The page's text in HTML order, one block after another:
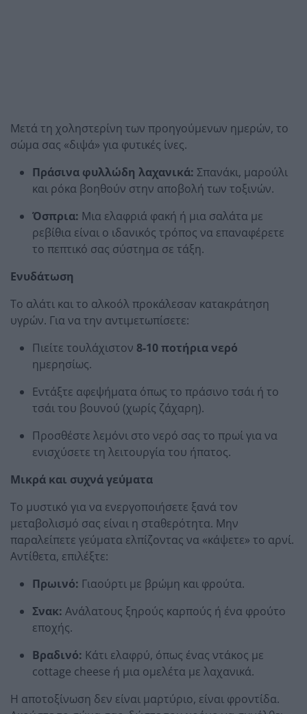
Μετά τη χοληστερίνη των προηγούμενων ημερών, το
σώμα σας «διψά» για φυτικές ίνες.
Πράσινα φυλλώδη λαχανικά: Σπανάκι, μαρούλι
και ρόκα βοηθούν στην αποβολή των τοξινών.
Όσπρια: Μια ελαφριά φακή ή μια σαλάτα με
ρεβίθια είναι ο ιδανικός τρόπος να επαναφέρετε
το πεπτικό σας σύστημα σε τάξη.
Ενυδάτωση
Το αλάτι και το αλκοόλ προκάλεσαν κατακράτηση
υγρών. Για να την αντιμετωπίσετε:
Πιείτε τουλάχιστον 8-10 ποτήρια νερό
ημερησίως.
Εντάξτε αφεψήματα όπως το πράσινο τσάι ή το
τσάι του βουνού (χωρίς ζάχαρη).
Προσθέστε λεμόνι στο νερό σας το πρωί για να
ενισχύσετε τη λειτουργία του ήπατος.
Μικρά και συχνά γεύματα
Το μυστικό για να ενεργοποιήσετε ξανά τον
μεταβολισμό σας είναι η σταθερότητα. Μην
παραλείπετε γεύματα ελπίζοντας να «κάψετε» το αρνί.
Αντίθετα, επιλέξτε:
Πρωινό: Γιαούρτι με βρώμη και φρούτα.
Σνακ: Ανάλατους ξηρούς καρπούς ή ένα φρούτο
εποχής.
Βραδινό: Κάτι ελαφρύ, όπως ένας ντάκος με
cottage cheese ή μια ομελέτα με λαχανικά.
Η αποτοξίνωση δεν είναι μαρτύριο, είναι φροντίδα.